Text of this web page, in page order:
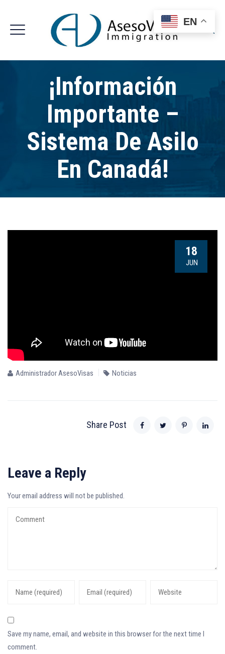
¡Información
Importante –
Sistema De Asilo
En Canadá!
18
JUN
Administrador AsesoVisas Noticias
Share Post
Leave a Reply
Your email address will not be published.
Save my name, email, and website in this browser for the next time I
comment.
EN